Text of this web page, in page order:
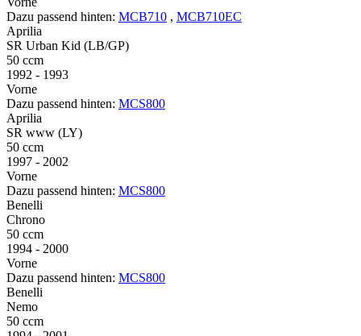
Dazu passend hinten: MCB710 , MCB710EC
Aprilia
SR Urban Kid (LB/GP)
50 ccm
1992 - 1993
Vorne
Dazu passend hinten: MCS800
Aprilia
SR www (LY)
50 ccm
1997 - 2002
Vorne
Dazu passend hinten: MCS800
Benelli
Chrono
50 ccm
1994 - 2000
Vorne
Dazu passend hinten: MCS800
Benelli
Nemo
50 ccm